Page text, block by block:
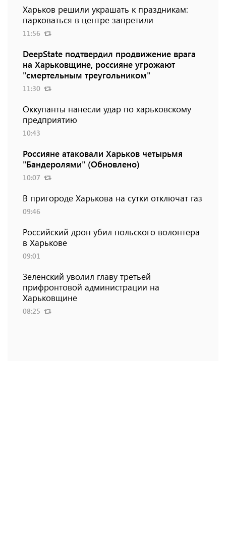
Харьков решили украшать к праздникам:
парковаться в центре запретили
11:56
DeepState подтвердил продвижение врага
на Харьковщине, россияне угрожают
"смертельным треугольником"
11:30
Оккупанты нанесли удар по харьковскому
предприятию
10:43
Россияне атаковали Харьков четырьмя
"Бандеролями" (Обновлено)
10:07
В пригороде Харькова на сутки отключат газ
09:46
Российский дрон убил польского волонтера
в Харькове
09:01
Зеленский уволил главу третьей
прифронтовой администрации на
Харьковщине
08:25